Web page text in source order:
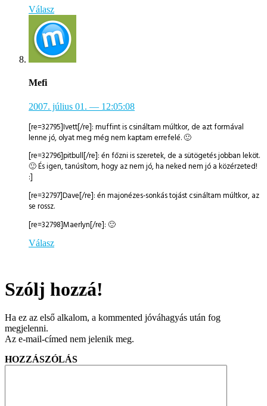
Válasz
Mefi
2007. július 01. — 12:05:08
[re=32795]Ivett[/re]: muffint is csináltam múltkor, de azt formával
lenne jó, olyat meg még nem kaptam errefelé. 🙂
[re=32796]pitbull[/re]: én főzni is szeretek, de a sütögetés jobban leköt.
🙂 És igen, tanúsítom, hogy az nem jó, ha neked nem jó a közérzeted!
:]
[re=32797]Dave[/re]: én majonézes-sonkás tojást csináltam múltkor, az
se rossz.
[re=32798]Maerlyn[/re]: 🙂
Válasz
Szólj hozzá!
Ha ez az első alkalom, a kommented jóváhagyás után fog
megjelenni.
Az e-mail-címed nem jelenik meg.
HOZZÁSZÓLÁS